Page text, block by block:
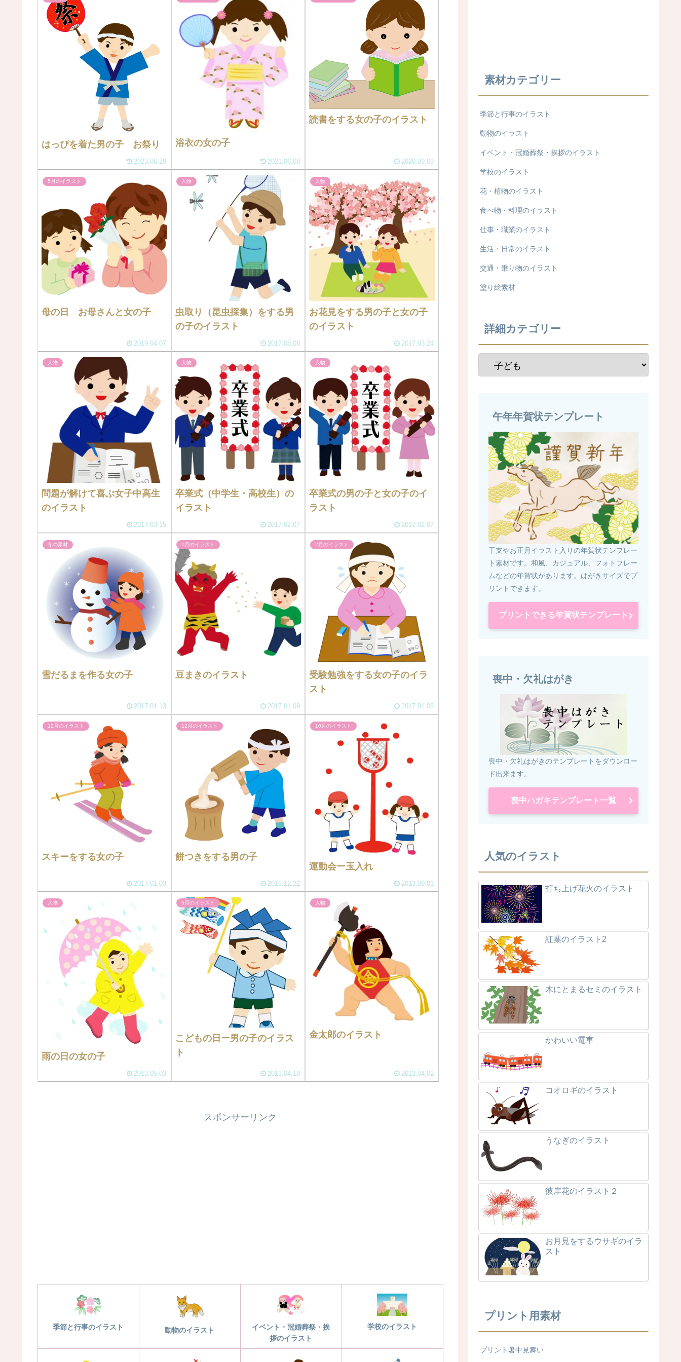
はっぴを着た男の子 お祭り
2023.06.29
浴衣の女の子
2021.06.08
読書をする女の子のイラスト
2020.09.09
5月のイラスト
母の日 お母さんと女の子
2019.04.07
人物
虫取り（昆虫採集）をする男
の子のイラスト
2017.08.08
人物
お花見をする男の子と女の子
のイラスト
2017.03.24
人物
問題が解けて喜ぶ女子中高生
のイラスト
2017.03.15
人物
卒業式（中学生・高校生）の
イラスト
2017.02.07
人物
卒業式の男の子と女の子のイ
ラスト
2017.02.07
冬の素材
雪だるまを作る女の子
2017.01.13
2月のイラスト
豆まきのイラスト
2017.01.09
2月のイラスト
受験勉強をする女の子のイラ
スト
2017.01.06
12月のイラスト
スキーをする女の子
2017.01.03
12月のイラスト
餅つきをする男の子
2016.12.22
10月のイラスト
運動会ー玉入れ
2013.09.01
人物
雨の日の女の子
2013.05.03
5月のイラスト
こどもの日ー男の子のイラス
ト
2013.04.19
人物
金太郎のイラスト
2013.04.02
スポンサーリンク
季節と行事のイラスト 動物のイラスト
イベント・冠婚葬祭・挨
拶のイラスト
学校のイラスト
素材カテゴリー
季節と行事のイラスト
動物のイラスト
イベント・冠婚葬祭・挨拶のイラスト
学校のイラスト
花・植物のイラスト
食べ物・料理のイラスト
仕事・職業のイラスト
生活・日常のイラスト
交通・乗り物のイラスト
塗り絵素材
詳細カテゴリー
午年年賀状テンプレート
干支やお正月イラスト入りの年賀状テンプレー
ト素材です。和風、カジュアル、フォトフレー
ムなどの年賀状があります。はがきサイズでプ
リントできます。
プリントできる年賀状テンプレート
喪中・欠礼はがき
喪中・欠礼はがきのテンプレートをダウンロー
ド出来ます。
喪中ハガキテンプレート一覧
人気のイラスト
打ち上げ花火のイラスト
紅葉のイラスト2
木にとまるセミのイラスト
かわいい電車
コオロギのイラスト
うなぎのイラスト
彼岸花のイラスト２
お月見をするウサギのイラ
スト
プリント用素材
プリント暑中見舞い